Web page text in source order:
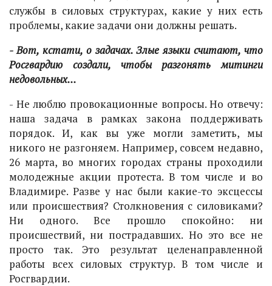
службы в силовых структурах, какие у них есть
проблемы, какие задачи они должны решать.
- Вот, кстати, о задачах. Злые языки считают, что
Росгвардию создали, чтобы разгонять митинги
недовольных...
- Не люблю провокационные вопросы. Но отвечу:
наша задача в рамках закона поддерживать
порядок. И, как вы уже могли заметить, мы
никого не разгоняем. Например, совсем недавно,
26 марта, во многих городах страны проходили
молодежные акции протеста. В том числе и во
Владимире. Разве у нас были какие-то эксцессы
или происшествия? Столкновения с силовиками?
Ни одного. Все прошло спокойно: ни
происшествий, ни пострадавших. Но это все не
просто так. Это результат целенаправленной
работы всех силовых структур. В том числе и
Росгвардии.